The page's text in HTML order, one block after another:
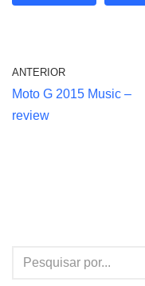
ANTERIOR
Moto G 2015 Music –
review